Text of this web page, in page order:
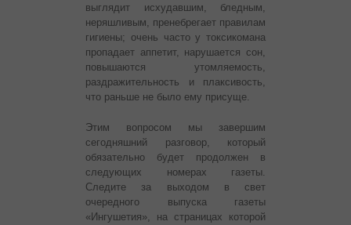
выглядит исхудавшим, бледным,
неряшливым, пренебрегает правилам
гигиены; очень часто у токсикомана
пропадает аппетит, нарушается сон,
повышаются утомляемость,
раздражительность и плаксивость,
что раньше не было ему присуще.
Этим вопросом мы завершим
сегодняшний разговор, который
обязательно будет продолжен в
следующих номерах газеты.
Следите за выходом в свет
очередного выпуска газеты
«Ингушетия», на страницах которой